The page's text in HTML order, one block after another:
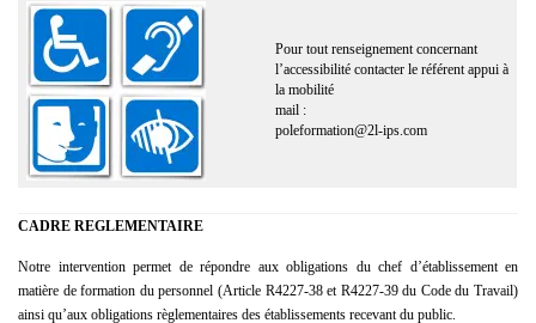
Pour tout renseignement concernant
l’accessibilité contacter le référent appui à
la mobilité
mail :
poleformation@2l-ips.com
CADRE REGLEMENTAIRE
Notre intervention permet de répondre aux obligations du chef d’établissement en
matière de formation du personnel (Article R4227-38 et R4227-39 du Code du Travail)
ainsi qu’aux obligations règlementaires des établissements recevant du public.